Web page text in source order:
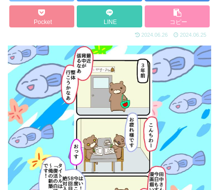
Pocket LINE コピー
2024.06.26 2024.06.25